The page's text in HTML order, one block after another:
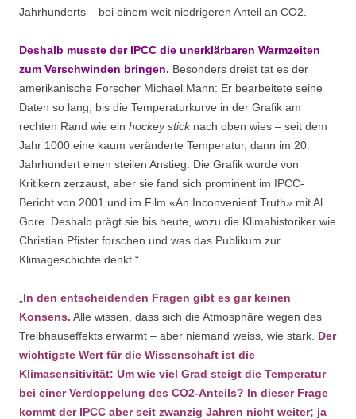
Jahrhunderts – bei einem weit niedrigeren Anteil an CO2.
Deshalb musste der IPCC die unerklärbaren Warmzeiten
zum Verschwinden bringen. Besonders dreist tat es der
amerikanische Forscher Michael Mann: Er bearbeitete seine
Daten so lang, bis die Temperaturkurve in der Grafik am
rechten Rand wie ein hockey sticknach oben wies – seit dem
Jahr 1000 eine kaum veränderte Temperatur, dann im 20.
Jahrhundert einen steilen Anstieg. Die Grafik wurde von
Kritikern zerzaust, aber sie fand sich prominent im IPCC-
Bericht von 2001 und im Film «An Inconvenient Truth» mit Al
Gore. Deshalb prägt sie bis heute, wozu die Klimahistoriker wie
Christian Pfister forschen und was das Publikum zur
Klimageschichte denkt.“
In den entscheidenden Fragen gibt es gar keinen
Konsens. Alle wissen, dass sich die Atmosphäre wegen des
Treibhauseffekts erwärmt – aber niemand weiss, wie stark. Der
wichtigste Wert für die Wissenschaft ist die
Klimasensitivität: Um wie viel Grad steigt die Temperatur
bei einer Verdoppelung des CO2-Anteils? In dieser Frage
kommt der IPCC aber seit zwanzig Jahren nicht weiter; ja